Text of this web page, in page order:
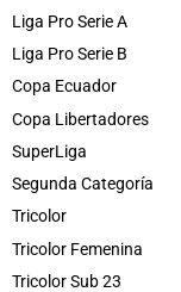
Liga Pro Serie A
Liga Pro Serie B
Copa Ecuador
Copa Libertadores
SuperLiga
Segunda Categoría
Tricolor
Tricolor Femenina
Tricolor Sub 23